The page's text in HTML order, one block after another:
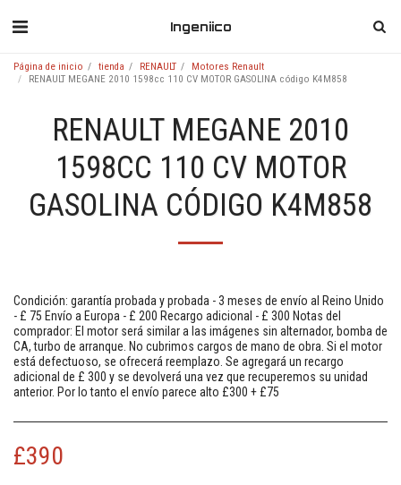
Ingeniico
Página de inicio tienda RENAULT
Motores Renault
RENAULT MEGANE 2010 1598cc 110 CV MOTOR GASOLINA código K4M858
RENAULT MEGANE 2010
1598CC 110 CV MOTOR
GASOLINA CÓDIGO K4M858
Condición: garantía probada y probada - 3 meses de envío al Reino Unido
- £ 75 Envío a Europa - £ 200 Recargo adicional - £ 300 Notas del
comprador: El motor será similar a las imágenes sin alternador, bomba de
CA, turbo de arranque. No cubrimos cargos de mano de obra. Si el motor
está defectuoso, se ofrecerá reemplazo. Se agregará un recargo
adicional de £ 300 y se devolverá una vez que recuperemos su unidad
anterior. Por lo tanto el envío parece alto £300 + £75
£390